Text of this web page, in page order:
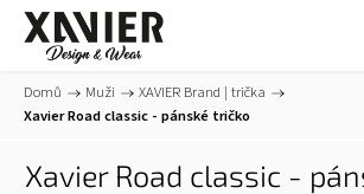
Domů / Muži / XAVIER Brand | trička /
Xavier Road classic - pánské tričko
Xavier Road classic -